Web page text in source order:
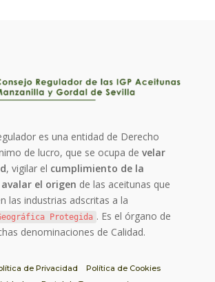
es una entidad de Derecho
de lucro, que se ocupa develar
, vigilar el cumplimiento de la
avalar el origen de las aceitunas que
las industrias adscritas a la
Protegida . Es el órgano de
denominaciones de Calidad.
de Privacidad
Política de Cookies